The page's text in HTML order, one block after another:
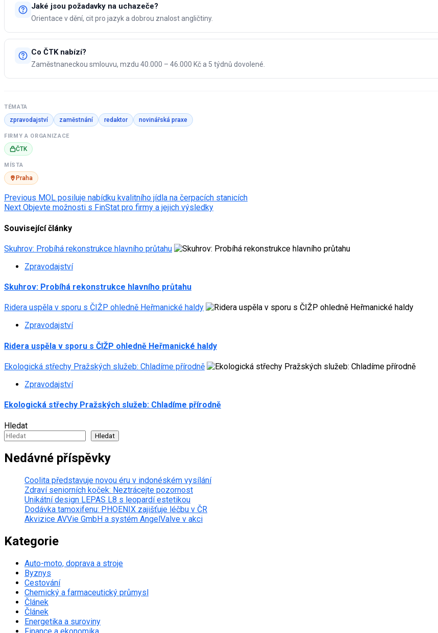
Jaké jsou požadavky na uchazeče?
Orientace v dění, cit pro jazyk a dobrou znalost angličtiny.
Co ČTK nabízí?
Zaměstnaneckou smlouvu, mzdu 40.000 – 46.000 Kč a 5 týdnů dovolené.
TÉMATA
zpravodajství zaměstnání redaktor novinářská praxe
FIRMY A ORGANIZACE
ČTK
MÍSTA
Praha
Post
navigation
Previous MOL posiluje nabídku kvalitního jídla na čerpacích stanicích
Next Objevte možnosti s FinStat pro firmy a jejich výsledky
Související články
Skuhrov: Probíhá rekonstrukce hlavního průtahu
Zpravodajství
Skuhrov: Probíhá rekonstrukce hlavního průtahu
Ridera uspěla v sporu s ČIŽP ohledně Heřmanické haldy
Zpravodajství
Ridera uspěla v sporu s ČIŽP ohledně Heřmanické haldy
Ekologická střechy Pražských služeb: Chladíme přírodně
Zpravodajství
Ekologická střechy Pražských služeb: Chladíme přírodně
Hledat
Hledat
Nedávné příspěvky
Coolita představuje novou éru v indonéském vysílání
Zdraví seniorních koček: Neztrácejte pozornost
Unikátní design LEPAS L8 s leopardí estetikou
Dodávka tamoxifenu: PHOENIX zajišťuje léčbu v ČR
Akvizice AVVie GmbH a systém AngelValve v akci
Kategorie
Auto-moto, doprava a stroje
Byznys
Cestování
Chemický a farmaceutický průmysl
Článek
Článek
Energetika a suroviny